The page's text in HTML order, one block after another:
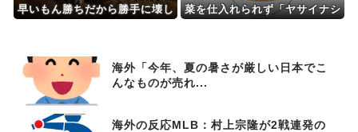
早いもん勝ちだから勝手に壊し
菜を仕入れられず「ヤサイナシ
海外「今年、夏の暑さが厳しい日本でこ
んなものが売れ...
海外の反応MLB：村上宗隆が2戦連発の